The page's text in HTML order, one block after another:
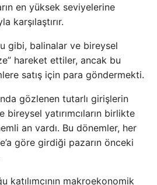
en yüksek seviyelerine
karşılaştırır.
gibi, balinalar ve bireysel
hareket ettiler, ancak bu
satış için para göndermekti.
gözlenen tutarlı girişlerin
bireysel yatırımcıların birlikte
an vardı. Bu dönemler, her
göre girdiği pazarın önceki
katılımcının makroekonomik